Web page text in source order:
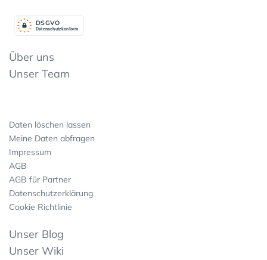
Datenschutzkonform
DSGVO
Über uns
Unser Team
Daten löschen lassen
Meine Daten abfragen
Impressum
AGB
AGB für Partner
Datenschutzerklärung
Cookie Richtlinie
Unser Blog
Unser Wiki